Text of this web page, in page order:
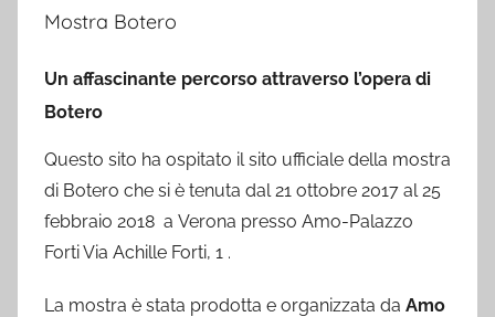
Mostra Botero
Un affascinante percorso attraverso l’opera di
Botero
Questo sito ha ospitato il sito ufficiale della mostra
di Botero che si è tenuta dal 21 ottobre 2017 al 25
febbraio 2018 a Verona presso Amo-Palazzo
Forti Via Achille Forti, 1 .
La mostra è stata prodotta e organizzata da Amo